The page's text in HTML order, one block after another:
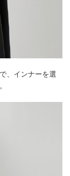
、インナーを選